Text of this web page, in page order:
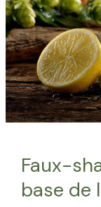
Faux-
base de